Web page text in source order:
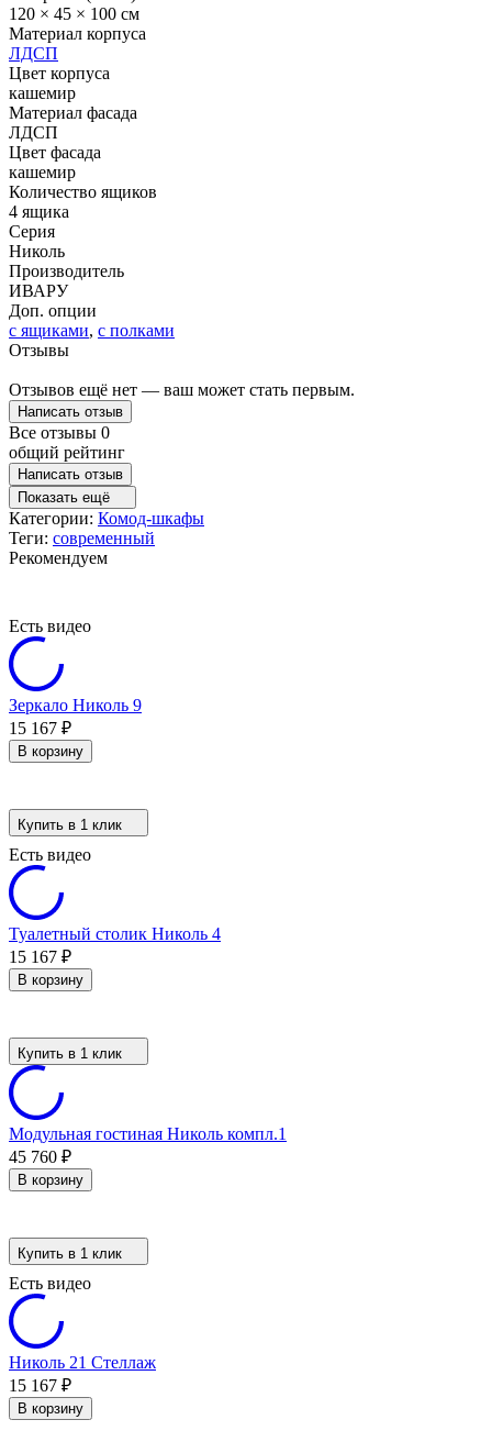
120 × 45 × 100 см
Материал корпуса
ЛДСП
Цвет корпуса
кашемир
Материал фасада
ЛДСП
Цвет фасада
кашемир
Количество ящиков
4 ящика
Серия
Николь
Производитель
ИВАРУ
Доп. опции
с ящиками, с полками
Отзывы
Отзывов ещё нет — ваш может стать первым.
Написать отзыв
Все отзывы 0
общий рейтинг
Написать отзыв
Показать ещё
Категории: Комод-шкафы
Теги: современный
Рекомендуем
Есть видео
Зеркало Николь 9
15 167 ₽
В корзину
Купить в 1 клик
Есть видео
Туалетный столик Николь 4
15 167 ₽
В корзину
Купить в 1 клик
Модульная гостиная Николь компл.1
45 760 ₽
В корзину
Купить в 1 клик
Есть видео
Николь 21 Стеллаж
15 167 ₽
В корзину